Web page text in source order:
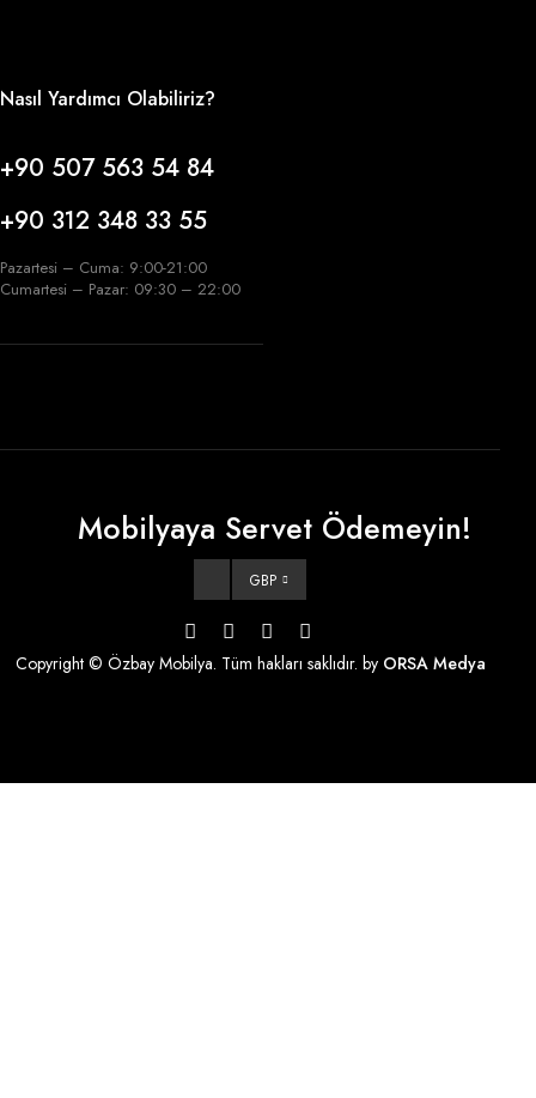
Nasıl Yardımcı Olabiliriz?
+90 507 563 54 84
+90 312 348 33 55
Pazartesi – Cuma: 9:00-21:00
Cumartesi – Pazar: 09:30 – 22:00
Mobilyaya Servet Ödemeyin!
GBP
Copyright © Özbay Mobilya. Tüm hakları saklıdır. by ORSA Medya